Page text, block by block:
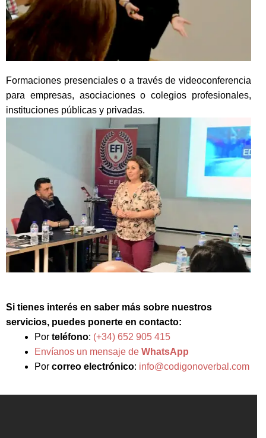
Formaciones presenciales o a través de videoconferencia
para empresas, asociaciones o colegios profesionales,
instituciones públicas y privadas.
Si tienes interés en saber más sobre nuestros
servicios, puedes ponerte en contacto:
Por teléfono: (+34) 652 905 415
Envíanos un mensaje de WhatsApp
Por correo electrónico: info@codigonoverbal.com